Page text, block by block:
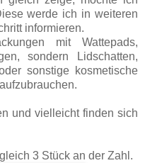
werde ich in weiteren
informieren.
mit Wattepads,
sondern Lidschatten,
sonstige kosmetische
und vielleicht finden sich
3 Stück an der Zahl.